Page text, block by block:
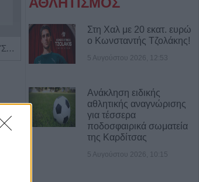
Πνευμονολόγος - Φυματιολόγος "Σπυρίδων Λ. Λαδιάς"
Στη Χαλ με 20 εκατ. ευρώ
ο Κωνσταντής Τζολάκης!
5 Αυγούστου 2026, 12:53
Ανάκληση ειδικής
αθλητικής αναγνώρισης
για τέσσερα
ποδοσφαιρικά σωματεία
της Καρδίτσας
5 Αυγούστου 2026, 10:15